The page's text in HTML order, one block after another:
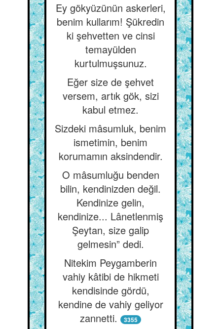
Ey gökyüzünün askerleri,
benim kullarım! Şükredin
ki şehvetten ve cinsi
temayülden
kurtulmuşsunuz.
Eğer size de şehvet
versem, artık gök, sizi
kabul etmez.
Sizdeki mâsumluk, benim
ismetimin, benim
korumamın aksindendir.
O mâsumluğu benden
bilin, kendinizden değil.
Kendinize gelin,
kendinize... Lânetlenmiş
Şeytan, size galip
gelmesin” dedi.
Nitekim Peygamberin
vahiy kâtibi de hikmeti
kendisinde gördü,
kendine de vahiy geliyor
zannetti.
3355